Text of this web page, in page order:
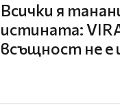
Всички я
истината:
всъщност не е